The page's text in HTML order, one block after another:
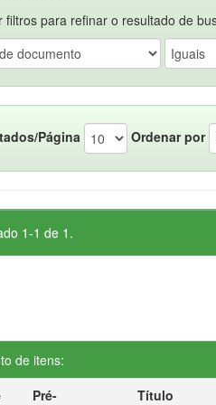
filtros para refinar o resultado de
Página Ordenar por
1-1 de 1.
de itens:
Pré-
Título